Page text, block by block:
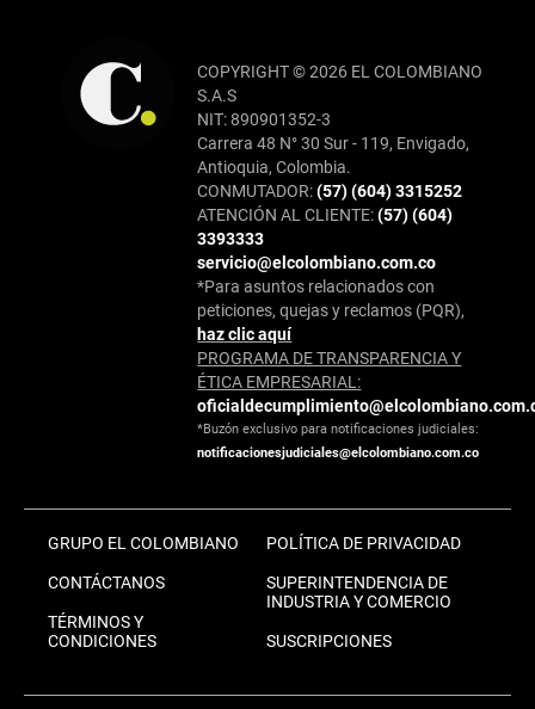
COPYRIGHT © 2026 EL COLOMBIANO
S.A.S
NIT: 890901352-3
Carrera 48 N° 30 Sur - 119, Envigado,
Antioquia, Colombia.
CONMUTADOR:(57) (604) 3315252
ATENCIÓN AL CLIENTE:(57) (604)
3393333
servicio@elcolombiano.com.co
*Para asuntos relacionados con
peticiones, quejas y reclamos (PQR),
haz clic aquí
PROGRAMA DE TRANSPARENCIA Y
ÉTICA EMPRESARIAL:
*Buzón exclusivo para notificaciones judiciales:
notificacionesjudiciales@elcolombiano.com.co
GRUPO EL COLOMBIANO
CONTÁCTANOS
TÉRMINOS Y
CONDICIONES
POLÍTICA DE PRIVACIDAD
SUPERINTENDENCIA DE
INDUSTRIA Y COMERCIO
SUSCRIPCIONES